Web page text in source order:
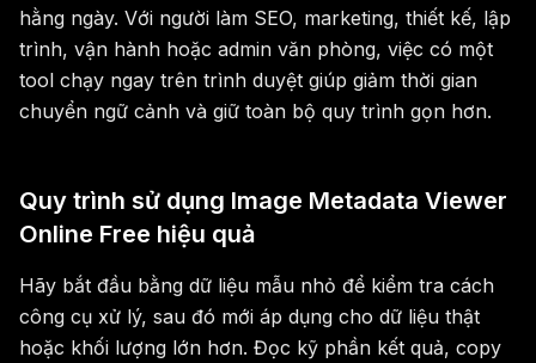
hằng ngày. Với người làm SEO, marketing, thiết kế, lập
trình, vận hành hoặc admin văn phòng, việc có một
tool chạy ngay trên trình duyệt giúp giảm thời gian
chuyển ngữ cảnh và giữ toàn bộ quy trình gọn hơn.
Quy trình sử dụng Image Metadata Viewer
Online Free hiệu quả
Hãy bắt đầu bằng dữ liệu mẫu nhỏ để kiểm tra cách
công cụ xử lý, sau đó mới áp dụng cho dữ liệu thật
hoặc khối lượng lớn hơn. Đọc kỹ phần kết quả, copy